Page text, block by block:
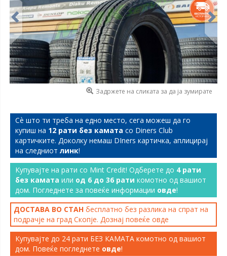
Задржете на сликата за да ја зумирате
Сѐ што ти треба на едно место, сега можеш да го
купиш на 12 рати без камата со Diners Club
картичките. Доколку немаш DIners картичка, аплицирај
на следниот линк!
Купувајте на рати со Mint Credit! Одберете до 4 рати
без камата или од 6 до 36 рати комотно од вашиот
дом. Погледнете за повеќе информации овде!
ДОСТАВА ВО СТАН бесплатно без разлика на спрат на
подрачје на град Скопје. Дознај повеќе овде
Купувајте до 24 рати БЕЗ КАМАТА комотно од вашиот
дом. Повеќе погледнете овде!